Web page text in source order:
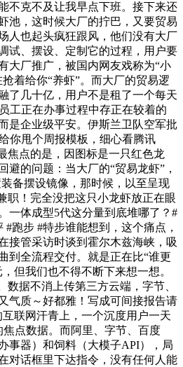
不克不及让我早点下班。接下来还
池，这时候大厂的拧巴，又要贸易
人也起头疯狂跟风，他们没有大厂
试、摆设、定制它的过程，用户要
大厂推广，被国内网友戏称为“小
着给你“养虾”。而大厂的贸易逻
了几十亿，用户不是租了一个每天
工正在办事过程中存正在较着的
是企业级平安。伊斯兰卫队空军批
你甩个周报模板，细心看腾讯
焦点的是，因图标是一只红色龙
避的问题：当大厂的“贸易龙虾”，
装备摆设镜像，那时候，以至呈现
职！完全没把这只小龙虾放正在眼
一体成型5代这分量到底堆哪了？#
#跑步 #特步谁能想到，这个痛点，
接管采访时谈到霍尔木兹海峡，吸
到全流程交付。就是正在比“谁更
但我们也不得不断下来想一想。
数据不消上传第三方云端，字节、
气质～好都雅！写成可间接报告请
联网汗青上，一个沉度用户一天
焦点数据。而阿里、字节、百度
事器）和饲料（大模子API），局
对话框里下达指令，没有任何人能